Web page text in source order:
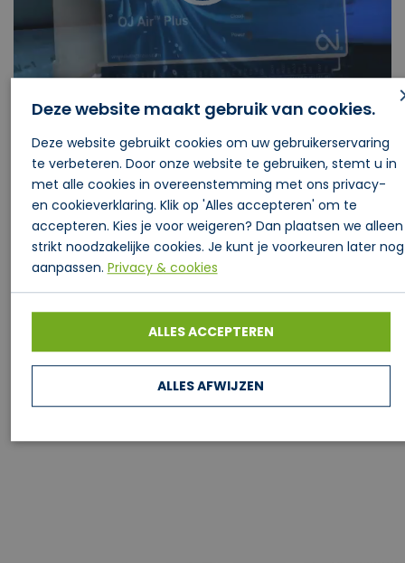
00:00 00:11
Deze website maakt gebruik van cookies.
Deze website gebruikt cookies om uw gebruikerservaring
te verbeteren. Door onze website te gebruiken, stemt u in
met alle cookies in overeenstemming met ons privacy-
en cookieverklaring. Klik op 'Alles accepteren' om te
accepteren. Kies je voor weigeren? Dan plaatsen we alleen
strikt noodzakelijke cookies. Je kunt je voorkeuren later nog
aanpassen. Privacy & cookies
ALLES ACCEPTEREN
ALLES AFWIJZEN